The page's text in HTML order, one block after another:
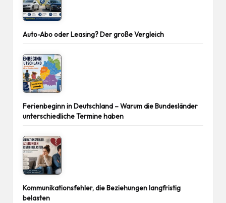
Auto-Abo oder Leasing? Der große Vergleich
Ferienbeginn in Deutschland – Warum die Bundesländer
unterschiedliche Termine haben
Kommunikationsfehler, die Beziehungen langfristig
belasten